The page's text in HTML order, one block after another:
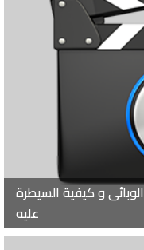
و كيفية السيطرة
عليه